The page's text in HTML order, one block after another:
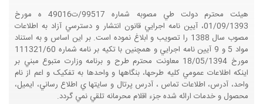
هيئت محترم دولت طي مصوبه شماره 99517/ت49016 ه مورخ
01/09/1393، آيين نامه اجرايي قانون انتشار و دسترسي آزاد به اطلاعات
مصوب سال 1388 را تصويب و ابلاغ نموده است. بر اين اساس و به استناد
مواد 5 و 9 آيين نامه اجرايي و همچنين با تکيه بر نامه شماره 111321/60
مورخ 18/05/1394 معاونت محترم طرح و برنامه وزارت متبوع مبني بر
اينکه اطلاعات عمومي کليه طرحها، بنگاهها و واحدها به تفکيک و اعم از نام
واحد، آدرس، اطلاعات تماس ، آدرس پرتال و سايتها ي اطلاع رساني، ايميل،
محصول و خدمات ارائه شده جزء اقلام محرمانه تلقي نمي گردد.